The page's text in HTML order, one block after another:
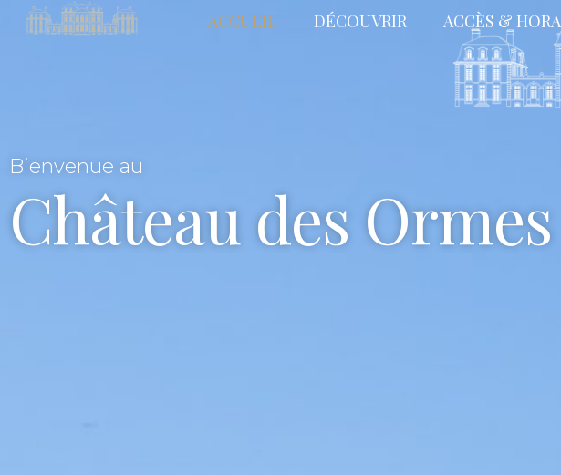
ACCUEIL DÉCOUVRIR ACCÈS &
Bienvenue au
Château des Ormes